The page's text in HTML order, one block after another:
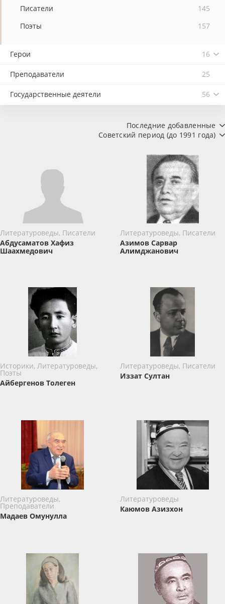
Писатели
145
Поэты
157
Герои 16
Преподаватели 25
Государственные деятели 56
Последние добавленные
Советский период (до 1991 года)
Литературоведы, Писатели
Абдусаматов Хафиз
Шаахмедович
Литературоведы, Писатели
Азимов Сарвар
Алимджанович
Историки, Литературоведы,
Поэты
Айбергенов Толеген
Литературоведы, Писатели
Иззат Султaн
Литературоведы,
Преподаватели
Мадаев Омунулла
Литературоведы
Каюмов Азизхон